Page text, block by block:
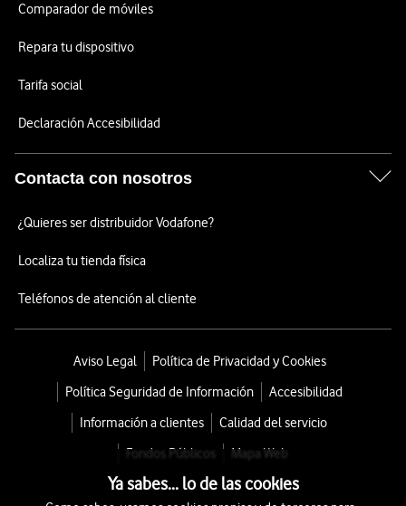
Comparador de móviles
Repara tu dispositivo
Tarifa social
Declaración Accesibilidad
Contacta con nosotros
¿Quieres ser distribuidor Vodafone?
Localiza tu tienda física
Teléfonos de atención al cliente
Aviso Legal
Política de Privacidad y Cookies
Política Seguridad de Información
Accesibilidad
Información a clientes
Calidad del servicio
Fondos Públicos
Mapa Web
Ya sabes... lo de las cookies